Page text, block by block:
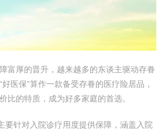
富厚的晋升，越来越多的东谈主驱动存眷
医保”算作一款备受存眷的医疗险居品，
比的特质，成为好多家庭的首选。
要针对入院诊疗用度提供保障，涵盖入院